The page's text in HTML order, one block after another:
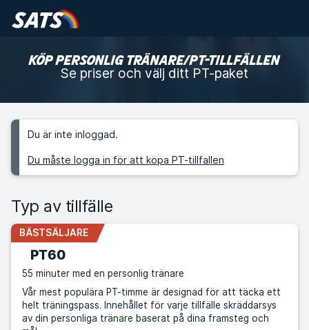
KÖP PERSONLIG TRÄNARE/PT-TILLFÄLLEN
Se priser och välj ditt PT-paket
Du är inte inloggad.
Du måste logga in för att köpa PT-tillfallen
Typ av tillfälle
PT60
BÄSTSÄLJARE
55 minuter med en personlig tränare
Vår mest populära PT-timme är designad för att täcka ett
helt träningspass. Innehållet för varje tillfälle skräddarsys
av din personliga tränare baserat på dina framsteg och